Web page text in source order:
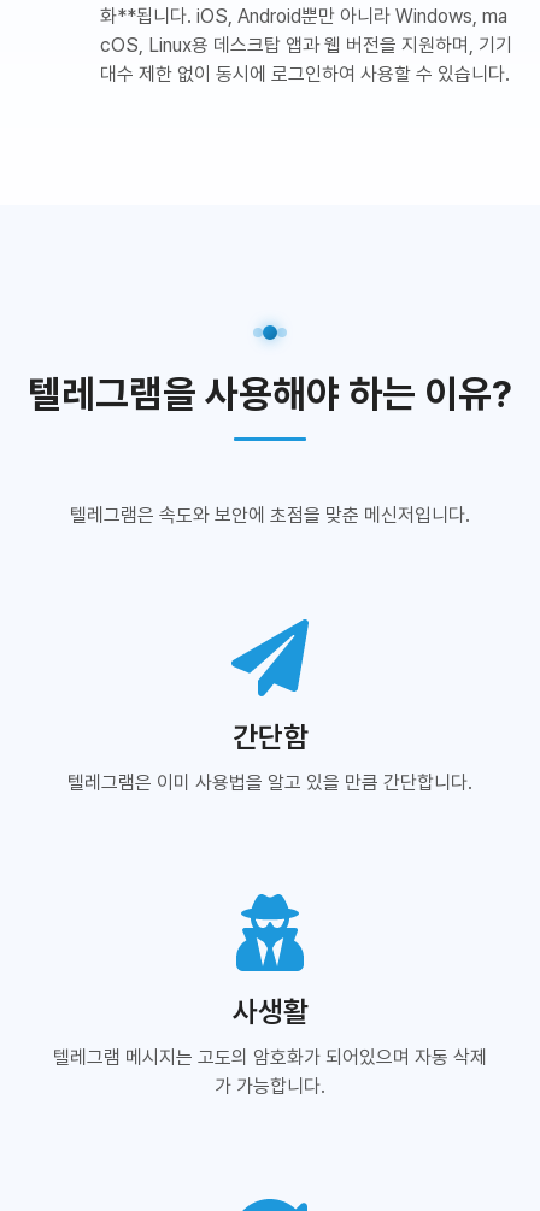
화**됩니다. iOS, Android뿐만 아니라 Windows, ma
cOS, Linux용 데스크탑 앱과 웹 버전을 지원하며, 기기
대수 제한 없이 동시에 로그인하여 사용할 수 있습니다.
텔레그램을 사용해야 하는 이유?
텔레그램은 속도와 보안에 초점을 맞춘 메신저입니다.
간단함
텔레그램은 이미 사용법을 알고 있을 만큼 간단합니다.
사생활
텔레그램 메시지는 고도의 암호화가 되어있으며 자동 삭제
가 가능합니다.